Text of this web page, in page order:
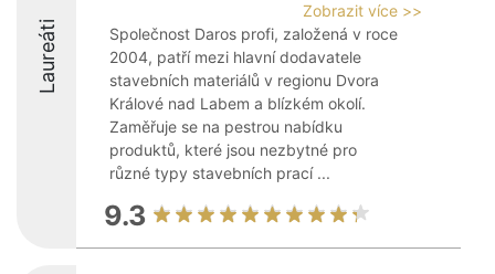
Laureáti
Zobrazit více >>
Společnost Daros profi, založená v roce
2004, patří mezi hlavní dodavatele
stavebních materiálů v regionu Dvora
Králové nad Labem a blízkém okolí.
Zaměřuje se na pestrou nabídku
produktů, které jsou nezbytné pro
různé typy stavebních prací ...
9.3